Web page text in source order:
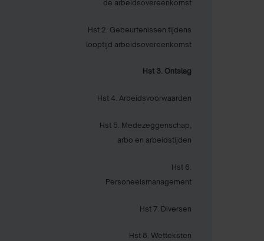
de arbeidsovereenkomst
Hst 2. Gebeurtenissen tijdens
looptijd arbeidsovereenkomst
Hst 3. Ontslag
Hst 4. Arbeidsvoorwaarden
Hst 5. Medezeggenschap,
arbo en arbeidstijden
Hst 6.
Personeelsmanagement
Hst 7. Diversen
Hst 8. Wetteksten